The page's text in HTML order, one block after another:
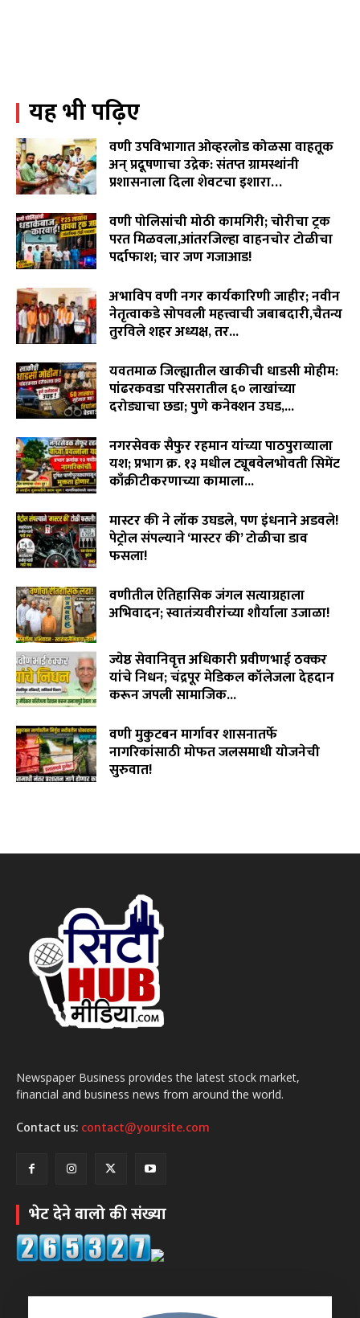
WCL विरुद्ध वृद्ध शेतकरी दांपत्याचा लढा! न्यायासाठी विजय
पिदुरकर मैदानात...
वारंवार निवेदन देऊनही जनप्रतिनिधी व लोकनिर्माण विभागाची झोप
उघडेना,खराब रस्त्यांमुळे गावकरी संतप्त.
02:16
"विमा कंपन्या मालामाल, शेतकरी कंगाल?"विजय पिदूरकर यांचा
पिक विमा कंपनीच्या धोरणाविरोधात लढा…
04:11
यह भी पढ़िए
वणी उपविभागात ओव्हरलोड कोळसा वाहतूक
अन् प्रदूषणाचा उद्रेक: संतप्त ग्रामस्थांनी
प्रशासनाला दिला शेवटचा इशारा…
वणी पोलिसांची मोठी कामगिरी; चोरीचा ट्रक
परत मिळवला,आंतरजिल्हा वाहनचोर टोळीचा
पर्दाफाश; चार जण गजाआड!
अभाविप वणी नगर कार्यकारिणी जाहीर; नवीन
नेतृत्वाकडे सोपवली महत्त्वाची जबाबदारी,चैतन्य
तुरविले शहर अध्यक्ष, तर...
यवतमाळ जिल्ह्यातील खाकीची धाडसी मोहीम:
पांढरकवडा परिसरातील ६० लाखांच्या
दरोड्याचा छडा; पुणे कनेक्शन उघड,...
नगरसेवक सैफुर रहमान यांच्या पाठपुराव्याला
यश; प्रभाग क्र. १३ मधील ट्यूबवेलभोवती सिमेंट
काँक्रीटीकरणाच्या कामाला...
मास्टर की ने लॉक उघडले, पण इंधनाने अडवले!
पेट्रोल संपल्याने ‘मास्टर की’ टोळीचा डाव
फसला!
वणीतील ऐतिहासिक जंगल सत्याग्रहाला
अभिवादन; स्वातंत्र्यवीरांच्या शौर्याला उजाळा!
ज्येष्ठ सेवानिवृत्त अधिकारी प्रवीणभाई ठक्कर
यांचे निधन; चंद्रपूर मेडिकल कॉलेजला देहदान
करून जपली सामाजिक...
वणी मुकुटबन मार्गावर शासनातर्फे
नागरिकांसाठी मोफत जलसमाधी योजनेची
सुरुवात!
Newspaper Business provides the latest stock market,
financial and business news from around the world.
Contact us: contact@yoursite.com
भेट देने वालो की संख्या